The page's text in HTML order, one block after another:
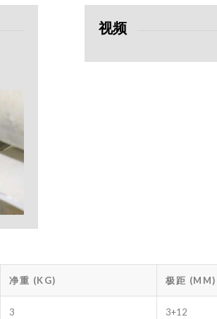
视频
净重 (KG) 极距 (MM)
3 3+12